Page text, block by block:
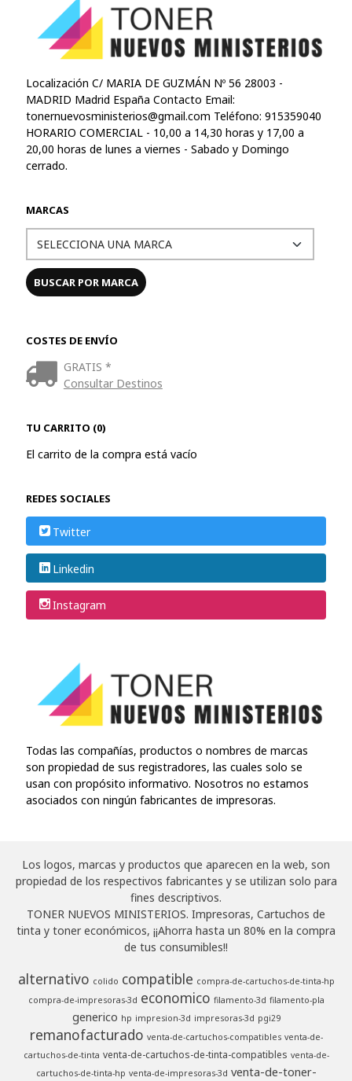
Localización C/ MARIA DE GUZMÁN Nº 56 28003 -
MADRID Madrid España Contacto Email:
tonernuevosministerios@gmail.com Teléfono: 915359040
HORARIO COMERCIAL - 10,00 a 14,30 horas y 17,00 a
20,00 horas de lunes a viernes - Sabado y Domingo
cerrado.
MARCAS
COSTES DE ENVÍO
GRATIS *
Consultar Destinos
TU CARRITO (0)
El carrito de la compra está vacío
REDES SOCIALES
Twitter
Linkedin
Instagram
Todas las compañías, productos o nombres de marcas
son propiedad de sus registradores, las cuales solo se
usan con propósito informativo. Nosotros no estamos
asociados con ningún fabricantes de impresoras.
Los logos, marcas y productos que aparecen en la web, son
propiedad de los respectivos fabricantes y se utilizan solo para
fines descriptivos.
TONER NUEVOS MINISTERIOS. Impresoras, Cartuchos de
tinta y toner económicos, ¡¡Ahorra hasta un 80% en la compra
de tus consumibles!!
alternativo colido compatible compra-de-cartuchos-de-tinta-hp
compra-de-impresoras-3d economico filamento-3d filamento-pla
generico hp impresion-3d impresoras-3d pgi29
remanofacturado venta-de-cartuchos-compatibles venta-de-
cartuchos-de-tinta venta-de-cartuchos-de-tinta-compatibles venta-de-
cartuchos-de-tinta-hp venta-de-impresoras-3d venta-de-toner-